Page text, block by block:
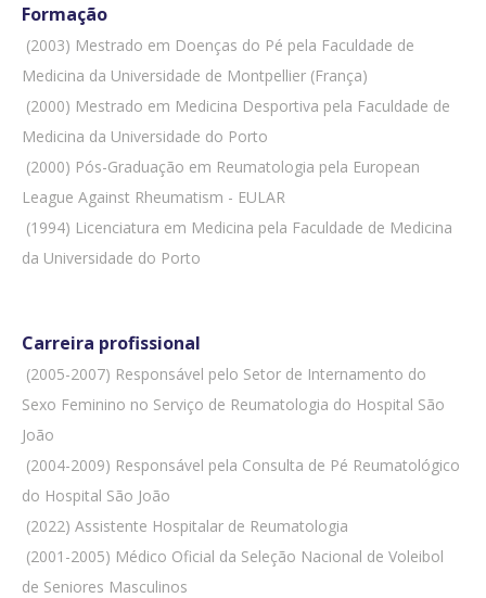
Formação
 (2003) Mestrado em Doenças do Pé pela Faculdade de
Medicina da Universidade de Montpellier (França)
 (2000) Mestrado em Medicina Desportiva pela Faculdade de
Medicina da Universidade do Porto
 (2000) Pós-Graduação em Reumatologia pela European
League Against Rheumatism - EULAR
 (1994) Licenciatura em Medicina pela Faculdade de Medicina
da Universidade do Porto
Carreira profissional
 (2005-2007) Responsável pelo Setor de Internamento do
Sexo Feminino no Serviço de Reumatologia do Hospital São
João
 (2004-2009) Responsável pela Consulta de Pé Reumatológico
do Hospital São João
 (2022) Assistente Hospitalar de Reumatologia
 (2001-2005) Médico Oficial da Seleção Nacional de Voleibol
de Seniores Masculinos